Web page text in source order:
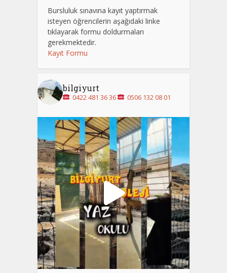
Bursluluk sınavına kayıt yaptırmak
isteyen öğrencilerin aşağıdaki linke
tıklayarak formu doldurmaları
gerekmektedir.
Kayıt Formu
bilgiyurt
0422 481 36 36 0506 132 08 01